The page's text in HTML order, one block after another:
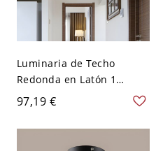
Luminaria de Techo
Redonda en Latón 1
Bombilla Lámpara de
Techo Moderna de Vidrio
para Corredor - Latón 110
97,19 €